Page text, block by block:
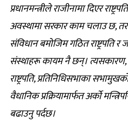
प्रधानमन्त्रीले राजीनामा दिएर
अवस्थामा सरकार काम चलाउ छ,
संविधान बमोजिम गठित राष्ट्रपति
संस्थाहरू कायम नै छन्।
राष्ट्रपति, प्रतिनिधिसभाका
वैधानिक प्रक्रियामार्फत अर्को
बढाउनु पर्दछ।